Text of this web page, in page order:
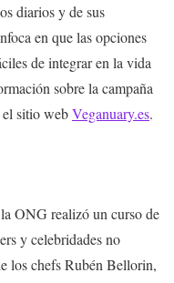
diarios y de sus
en que las opciones
de integrar en la vida
sobre la campaña
sitio webVeganuary.es.
ONG realizó un curso de
y celebridades no
los chefs Rubén Bellorin,